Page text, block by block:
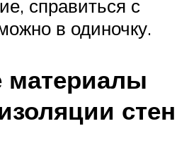
справиться с
в одиночку.
стен